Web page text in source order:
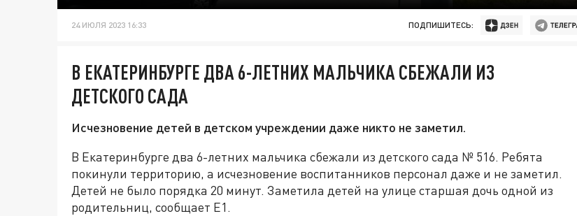
24 ИЮЛЯ 2023 16:33 ПОДПИШИТЕСЬ:
В ЕКАТЕРИНБУРГЕ ДВА 6-ЛЕТНИХ МАЛЬЧИКА СБЕЖАЛИ ИЗ
ДЕТСКОГО САДА
Исчезновение детей в детском учреждении даже никто не заметил.
В Екатеринбурге два 6-летних мальчика сбежали из детского сада № 516. Ребята
покинули территорию, а исчезновение воспитанников персонал даже и не заметил.
Детей не было порядка 20 минут. Заметила детей на улице старшая дочь одной из
родительниц, сообщает Е1.